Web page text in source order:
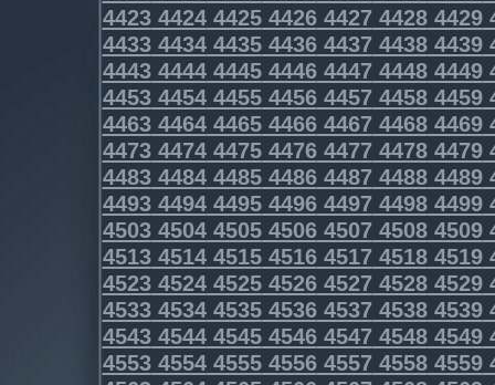
4423442444254426442744284429
4433443444354436443744384439
4443444444454446444744484449
4453445444554456445744584459
4463446444654466446744684469
4473447444754476447744784479
4483448444854486448744884489
4493449444954496449744984499
4503450445054506450745084509
4513451445154516451745184519
4523452445254526452745284529
4533453445354536453745384539
4543454445454546454745484549
4553455445554556455745584559